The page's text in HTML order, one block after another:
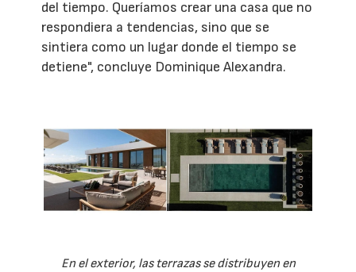
del tiempo. Queríamos crear una casa que no
respondiera a tendencias, sino que se
sintiera como un lugar donde el tiempo se
detiene", concluye Dominique Alexandra.
En el exterior, las terrazas se distribuyen en